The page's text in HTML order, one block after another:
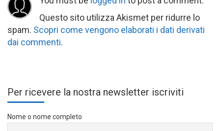
Questo sito utilizza Akismet per ridurre lo
spam. Scopri come vengono elaborati i dati derivati
dai commenti.
Per ricevere la nostra newsletter iscriviti
Nome o nome completo